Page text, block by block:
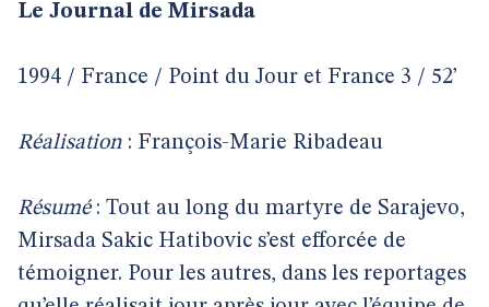
Le Journal de Mirsada
1994 / France / Point du Jour et France 3 / 52’
Réalisation : François-Marie Ribadeau
Résumé: Tout au long du martyre de Sarajevo,
Mirsada Sakic Hatibovic s’est efforcée de
témoigner. Pour les autres, dans les reportages